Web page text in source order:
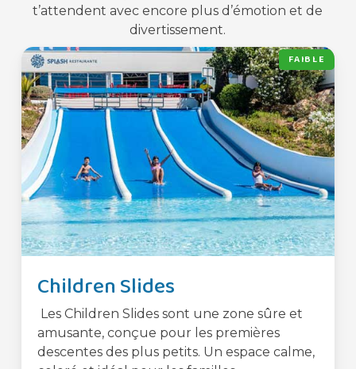
t’attendent avec encore plus d’émotion et de
divertissement.
FAIBLE
Children Slides
Les Children Slides sont une zone sûre et
amusante, conçue pour les premières
descentes des plus petits. Un espace calme,